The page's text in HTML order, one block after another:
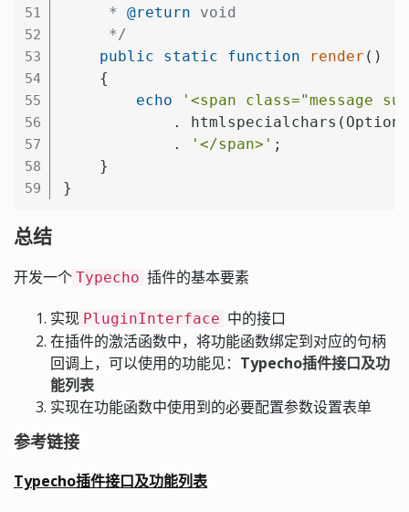
51
52
53
54
55
56
57
58
59
     *
@return void
     */
public
static function render ()
{
echo
'<span class="message
.
            .
'</span>' ;
    }
}
总结
开发一个 Typecho 插件的基本要素
实现 PluginInterface 中的接口
在插件的激活函数中，将功能函数绑定到对应的句柄
回调上，可以使用的功能见： Typecho插件接口及功
能列表
实现在功能函数中使用到的必要配置参数设置表单
参考链接
Typecho插件接口及功能列表